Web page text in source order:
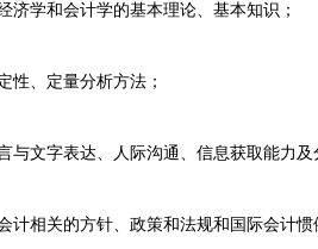
学和会计学的基本理论、基本知识；
、定量分析方法；
文字表达、人际沟通、信息获取能力及
相关的方针、政策和法规和国际会计惯